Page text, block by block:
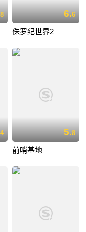
8 6.6
侏罗纪世界2
4 5.8
前哨基地